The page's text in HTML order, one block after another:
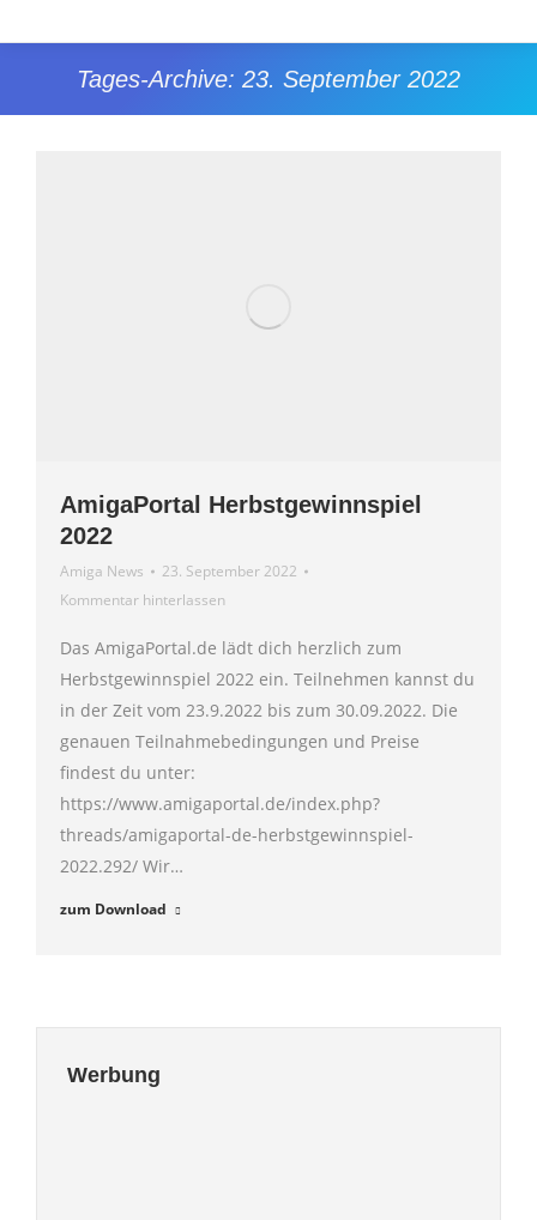
Tages-Archive: 23. September 2022
Sie befinden sich hier:
AmigaPortal Herbstgewinnspiel
2022
Amiga News
23. September 2022
Kommentar hinterlassen
Das AmigaPortal.de lädt dich herzlich zum
Herbstgewinnspiel 2022 ein. Teilnehmen kannst du
in der Zeit vom 23.9.2022 bis zum 30.09.2022. Die
genauen Teilnahmebedingungen und Preise
findest du unter:
https://www.amigaportal.de/index.php?
threads/amigaportal-de-herbstgewinnspiel-
2022.292/ Wir…
zum Download
Werbung